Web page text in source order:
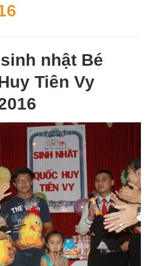
nhật Bé
Tiên Vy